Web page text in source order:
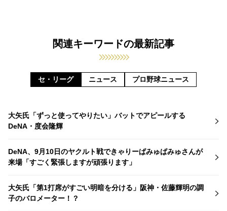
関連キーワードの最新記事
セ・リーグ ニュース プロ野球ニュース
大矢氏「ずっと使ってやりたい」バットでアピールする
DeNA・度会隆輝
DeNA、9月10日のヤクルト戦できゃりーぱみゅぱみゅさんが
来場「すごく緊張しますが頑張ります」
大矢氏「第1打席がすごい明暗を分ける」阪神・佐藤輝明の調
子のバロメーター！？